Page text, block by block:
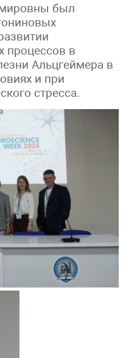
был
процессов в
Альцгеймера в
и при
стресса.